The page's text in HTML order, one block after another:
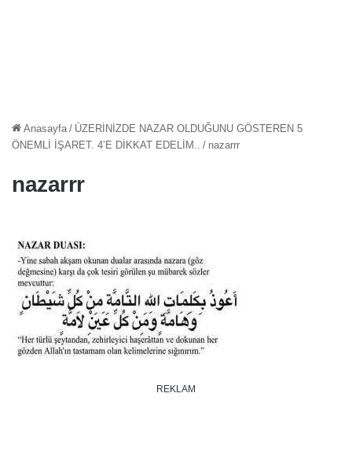
Anasayfa / ÜZERİNİZDE NAZAR OLDUĞUNU GÖSTEREN 5
ÖNEMLİ İŞARET. 4’E DİKKAT EDELİM..
/ nazarrr
nazarrr
REKLAM